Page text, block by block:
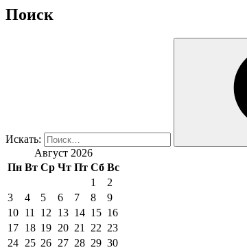
Поиск
Искать:
Август 2026
Пн Вт Ср Чт Пт Сб Вс
1
2
3
4 5 6 7 8
9
10 11 12 13 14 15 16
17 18 19 20 21 22 23
24 25 26 27 28 29 30